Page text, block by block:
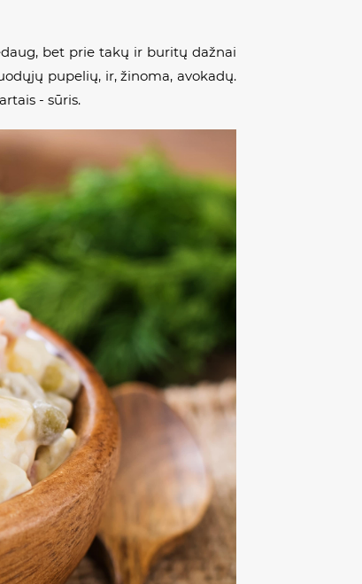
bet prie takų ir buritų dažnai
pupelių, ir, žinoma, avokadų.
- sūris.